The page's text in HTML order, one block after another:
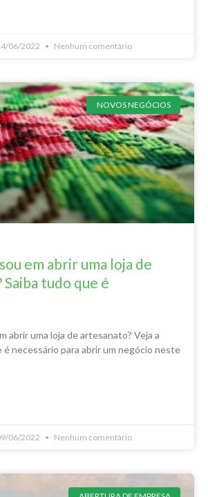
06/2022 Nenhum comentário
NOVOS NEGÓCIOS
em abrir uma loja de
tudo que é
abrir uma loja de artesanato? Veja a
é necessário para abrir um negócio neste
06/2022 Nenhum comentário